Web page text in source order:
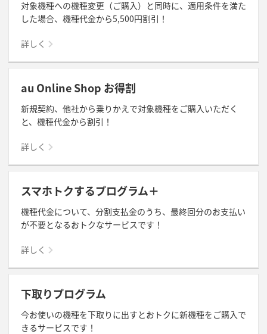
対象機種への機種変更（ご購入）と同時に、適用条件を満た
した場合、機種代金から5,500円割引！
詳しく
au Online Shop お得割
新規契約、他社から乗りかえで対象機種をご購入いただく
と、機種代金から割引！
詳しく
スマホトクするプログラム＋
機種代金について、分割支払金のうち、最終回分のお支払い
が不要となるおトクなサービスです！
詳しく
下取りプログラム
今お使いの機種を下取りに出すとおトクに新機種をご購入で
きるサービスです！